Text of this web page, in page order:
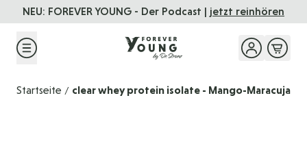
Direkt zum Inhalt
NEU: FOREVER YOUNG - Der Podcast | jetzt reinhören
Startseite / clear whey protein isolate - Mango-Maracuja